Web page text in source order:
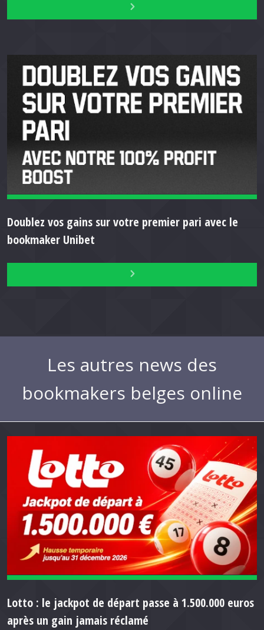
Doublez vos gains sur votre premier pari avec le
bookmaker Unibet
Les autres news des
bookmakers belges online
Lotto : le jackpot de départ passe à 1.500.000 euros
après un gain jamais réclamé